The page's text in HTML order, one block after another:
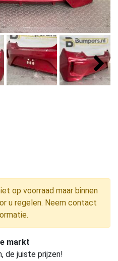
op voorraad maar binnen
u regelen. Neem contact
markt
de juiste prijzen!